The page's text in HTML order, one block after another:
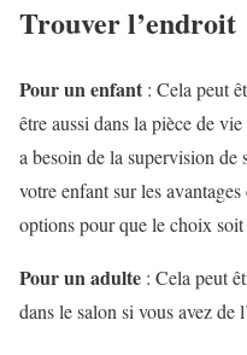
Trouver l’endroit
Pour un enfant : Cela peut
être aussi dans la pièce de
a besoin de la supervision de
votre enfant sur les
options pour que le choix
Pour un adulte : Cela peut
dans le salon si vous avez de